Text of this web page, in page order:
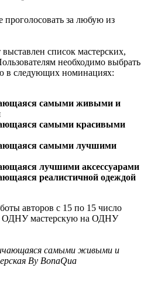
за любую из
список мастерских,
необходимо выбрать
в следующих номинациях:
самыми живыми и
самыми красивыми
самыми лучшими
лучшими аксессуарами
реалистичной одеждой
авторов с 15 по 15 число
ОДНУ мастерскую на ОДНУ
самыми живыми и
By BonaQua